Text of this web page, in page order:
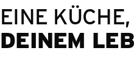
EINE
DEINEM